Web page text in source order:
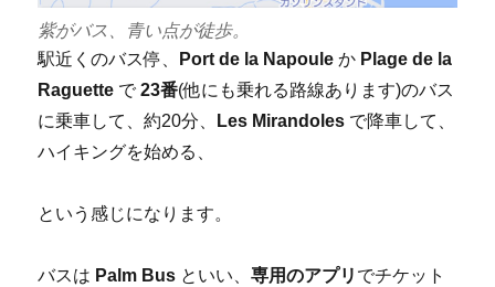
紫がバス、青い点が徒歩。
駅近くのバス停、
Port de la Napoule か Plage de la
Raguette で23番(他にも乗れる路線あります)のバス
に乗車して、約20分、
Les Mirandoles で降車して、
ハイキングを始める、
という感じになります。
バスは Palm Bus といい、専用のアプリ でチケット